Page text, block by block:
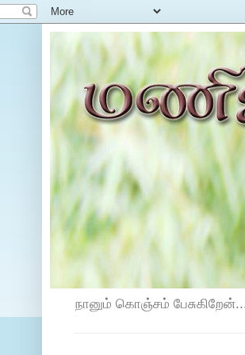
நானும் கொஞ்சம்